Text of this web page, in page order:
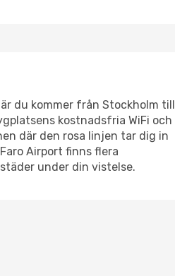
du kommer från Stockholm till
kostnadsfria WiFi och
där den rosa linjen tar dig in
Airport finns flera
under din vistelse.